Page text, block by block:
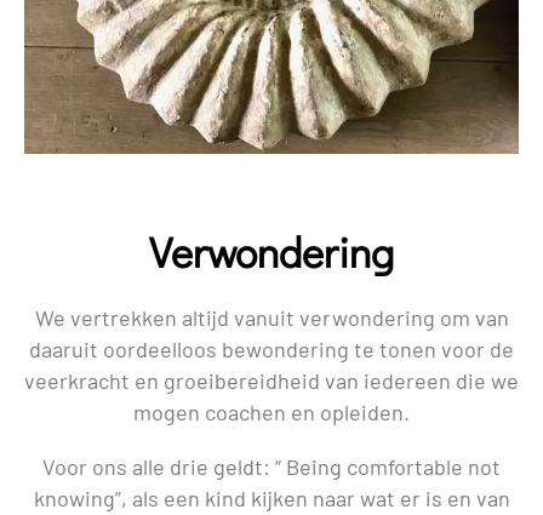
Verwondering
We vertrekken altijd vanuit verwondering om van
daaruit oordeelloos bewondering te tonen voor de
veerkracht en groeibereidheid van iedereen die we
mogen coachen en opleiden.
Voor ons alle drie geldt: “ Being comfortable not
knowing”, als een kind kijken naar wat er is en van